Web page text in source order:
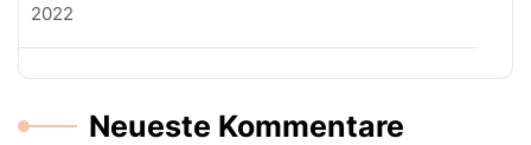
2022
Neueste Kommentare